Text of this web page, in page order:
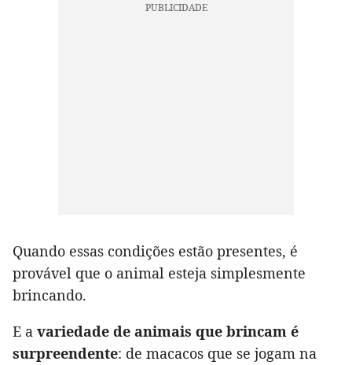
Quando essas condições estão presentes, é
provável que o animal esteja simplesmente
brincando.
E a variedade de animais que brincam é
surpreendente: de macacos que se jogam na